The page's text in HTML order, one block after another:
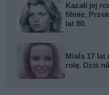
Kazali jej
filmie.
lat 80.
Miała 17 lat
rolę. Dziś